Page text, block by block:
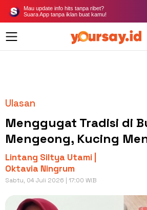
Mau update info hits tanpa ribet?
Suara App tanpa iklan buat kamu!
Ulasan
Menggugat Tradisi di
Mengeong, Kucing
Lintang Siltya Utami |
Oktavia Ningrum
Sabtu, 04 Juli 2026 | 17:00 WIB